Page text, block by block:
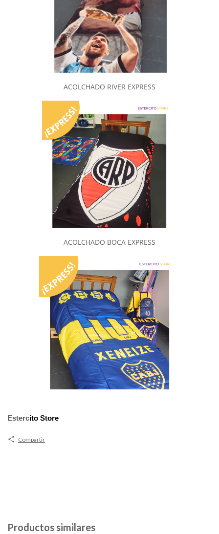
ACOLCHADO RIVER EXPRESS
ACOLCHADO BOCA EXPRESS
Estercito Store
Compartir
Productos similares